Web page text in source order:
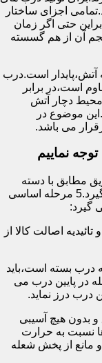
اجزای ساختار
حتی اگر زمان
آن از هم گسسته
است.درب
است،در برابر
محیط دچار آتش
موضوع در
می باشد.
نماییم
مطابق با دسته
بندی و مقاومت آن ها،باید تست روی آن انجام گیرد.5 مرحله اساسی
گیرد:
اصالت کالا از
درب بسته است،باید
در پایین درب می
و بدون هیچ آسیبی
نسبت به حرارت
مانع از پخش شعله